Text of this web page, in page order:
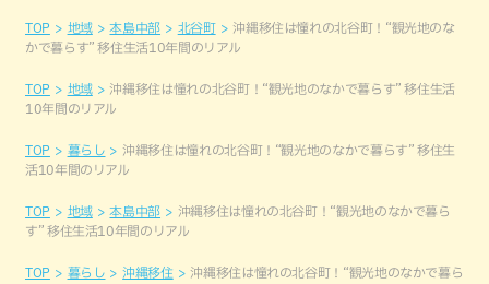
TOP 地域 本島中部 北谷町
沖縄移住は憧れの北谷町！“観光地のな
かで暮らす” 移住生活10年間のリアル
TOP 地域
沖縄移住は憧れの北谷町！“観光地のなかで暮らす” 移住生活
10年間のリアル
TOP 暮らし
沖縄移住は憧れの北谷町！“観光地のなかで暮らす” 移住生
活10年間のリアル
TOP 地域 本島中部
沖縄移住は憧れの北谷町！“観光地のなかで暮ら
す” 移住生活10年間のリアル
TOP 暮らし 沖縄移住
沖縄移住は憧れの北谷町！“観光地のなかで暮ら